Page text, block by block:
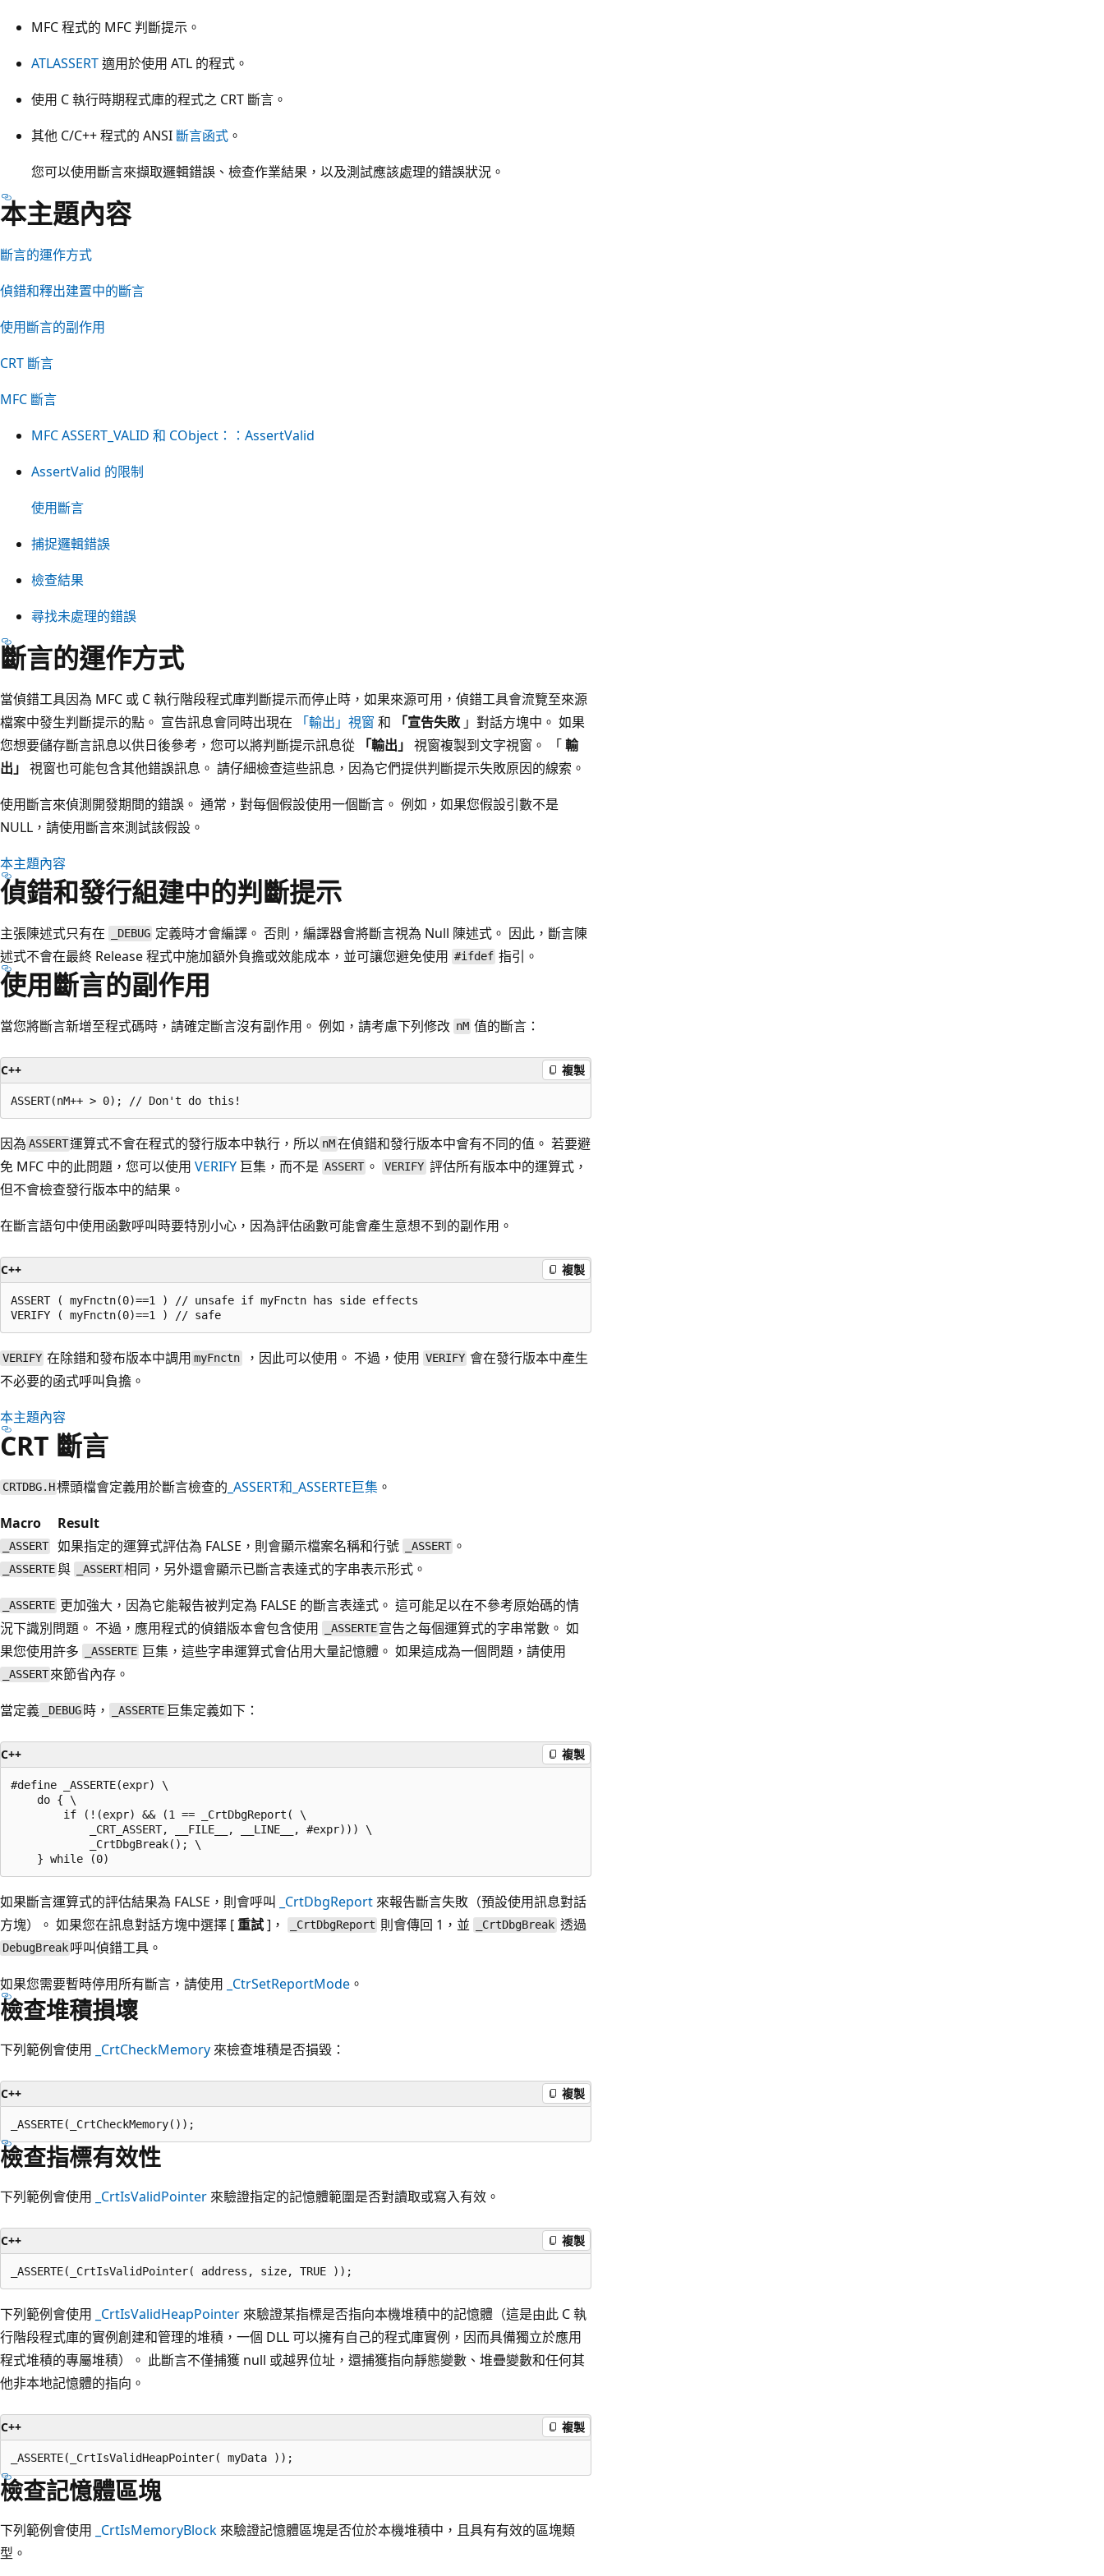
MFC 程式的 MFC 判斷提示。
ATLASSERT適用於使用 ATL 的程式。
使用 C 執行時期程式庫的程式之 CRT 斷言。
其他 C/C++ 程式的 ANSI 斷言函式 。
您可以使用斷言來擷取邏輯錯誤、檢查作業結果，以及測試應該處理的錯誤狀況。
本主題內容
斷言的運作方式
偵錯和釋出建置中的斷言
使用斷言的副作用
CRT 斷言
MFC 斷言
MFC ASSERT_VALID 和 CObject：：AssertValid
AssertValid 的限制
使用斷言
捕捉邏輯錯誤
檢查結果
尋找未處理的錯誤
斷言的運作方式
當偵錯工具因為 MFC 或 C 執行階段程式庫判斷提示而停止時，如果來源可用，偵錯工具會流覽至來源
檔案中發生判斷提示的點。 宣告訊息會同時出現在
「輸出」視窗 和 「宣告失敗 」對話方塊中。 如果
您想要儲存斷言訊息以供日後參考，您可以將判斷提示訊息從
「輸出」 視窗複製到文字視窗。 「輸
出」 視窗也可能包含其他錯誤訊息。 請仔細檢查這些訊息，因為它們提供判斷提示失敗原因的線索。
使用斷言來偵測開發期間的錯誤。 通常，對每個假設使用一個斷言。 例如，如果您假設引數不是
NULL，請使用斷言來測試該假設。
本主題內容
偵錯和發行組建中的判斷提示
主張陳述式只有在 _DEBUG 定義時才會編譯。 否則，編譯器會將斷言視為 Null 陳述式。 因此，斷言陳
述式不會在最終 Release 程式中施加額外負擔或效能成本，並可讓您避免使用 #ifdef 指引。
使用斷言的副作用
當您將斷言新增至程式碼時，請確定斷言沒有副作用。 例如，請考慮下列修改 nM 值的斷言：
C++ 複製
因為 ASSERT運算式不會在程式的發行版本中執行，所以 nM在偵錯和發行版本中會有不同的值。 若要避
免 MFC 中的此問題，您可以使用 VERIFY 巨集，而不是 ASSERT 。 VERIFY 評估所有版本中的運算式，
但不會檢查發行版本中的結果。
在斷言語句中使用函數呼叫時要特別小心，因為評估函數可能會產生意想不到的副作用。
C++ 複製
ASSERT ( myFnctn(0)==1 ) // unsafe if myFnctn has side effects
VERIFY 在除錯和發布版本中調用 myFnctn ，因此可以使用。 不過，使用 VERIFY 會在發行版本中產生
不必要的函式呼叫負擔。
本主題內容
CRT 斷言
CRTDBG.H標頭檔會定義用於斷言檢查的 _ASSERT和 _ASSERTE巨集 。
Macro
Result
_ASSERT 如果指定的運算式評估為 FALSE，則會顯示檔案名稱和行號 _ASSERT 。
_ASSERTE 與 _ASSERT相同，另外還會顯示已斷言表達式的字串表示形式。
_ASSERTE 更加強大，因為它能報告被判定為 FALSE 的斷言表達式。 這可能足以在不參考原始碼的情
況下識別問題。 不過，應用程式的偵錯版本會包含使用
_ASSERTE 宣告之每個運算式的字串常數。 如
果您使用許多
_ASSERTE 巨集，這些字串運算式會佔用大量記憶體。 如果這成為一個問題，請使用
_ASSERT 來節省內存。
當定義
_DEBUG 時， _ASSERTE 巨集定義如下：
C++ 複製
#define _ASSERTE(expr) \
    do { \
        if (!(expr) && (1 == _CrtDbgReport( \
            _CRT_ASSERT, __FILE__, __LINE__, #expr))) \
            _CrtDbgBreak(); \
如果斷言運算式的評估結果為 FALSE，則會呼叫 _CrtDbgReport 來報告斷言失敗（預設使用訊息對話
方塊）。 如果您在訊息對話方塊中選擇 [重試]， _CrtDbgReport 則會傳回 1，並 _CrtDbgBreak 透過
DebugBreak 呼叫偵錯工具。
如果您需要暫時停用所有斷言，請使用 _CtrSetReportMode 。
檢查堆積損壞
下列範例會使用 _CrtCheckMemory 來檢查堆積是否損毀：
C++ 複製
檢查指標有效性
下列範例會使用 _CrtIsValidPointer 來驗證指定的記憶體範圍是否對讀取或寫入有效。
C++ 複製
下列範例會使用 _CrtIsValidHeapPointer 來驗證某指標是否指向本機堆積中的記憶體（這是由此 C 執
行階段程式庫的實例創建和管理的堆積，一個 DLL 可以擁有自己的程式庫實例，因而具備獨立於應用
程式堆積的專屬堆積）。 此斷言不僅捕獲 null 或越界位址，還捕獲指向靜態變數、堆疊變數和任何其
他非本地記憶體的指向。
C++ 複製
檢查記憶體區塊
下列範例會使用 _CrtIsMemoryBlock 來驗證記憶體區塊是否位於本機堆積中，且具有有效的區塊類
型。